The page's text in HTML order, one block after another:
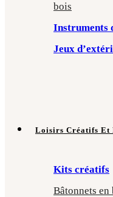
bois
Instruments
Jeux
Loisirs Créatifs Et
Kits créatifs
Bâtonnets en